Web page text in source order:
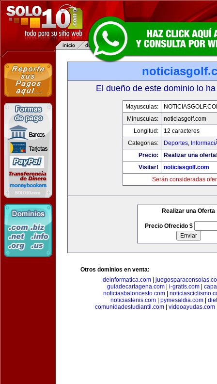
El dueño de este dominio lo
Mayusculas:
Minusculas:
noticiasgolf.com
Longitud:
12 caracteres
Categorias:
Deportes,
Precio:
Realizar una
Visitar!
noticiasgolf.com
Serán consideradas
Realizar una Oferta
Precio Ofrecido $
Otros dominios en venta:
deinformatica.com
guiadecartagena.com| i-gratis.com|
noticiasbaloncesto.com
noticiastenis.com
pymesaldia.com
comunidadestudiantil.com| videoayudas.com